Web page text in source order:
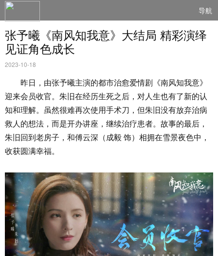
导航
张予曦《南风知我意》大结局 精彩演绎
见证角色成长
2023-10-18
昨日，由张予曦主演的都市治愈爱情剧《南风知我意》
迎来会员收官。朱旧在经历生死之后，对人生也有了新的认
知和理解。虽然很难再次使用手术刀，但朱旧没有放弃治病
救人的想法，而是开办讲座，继续治疗患者。故事的最后，
朱旧回到老房子，和傅云深（成毅 饰）相拥在雪景夜色中，
收获圆满幸福。